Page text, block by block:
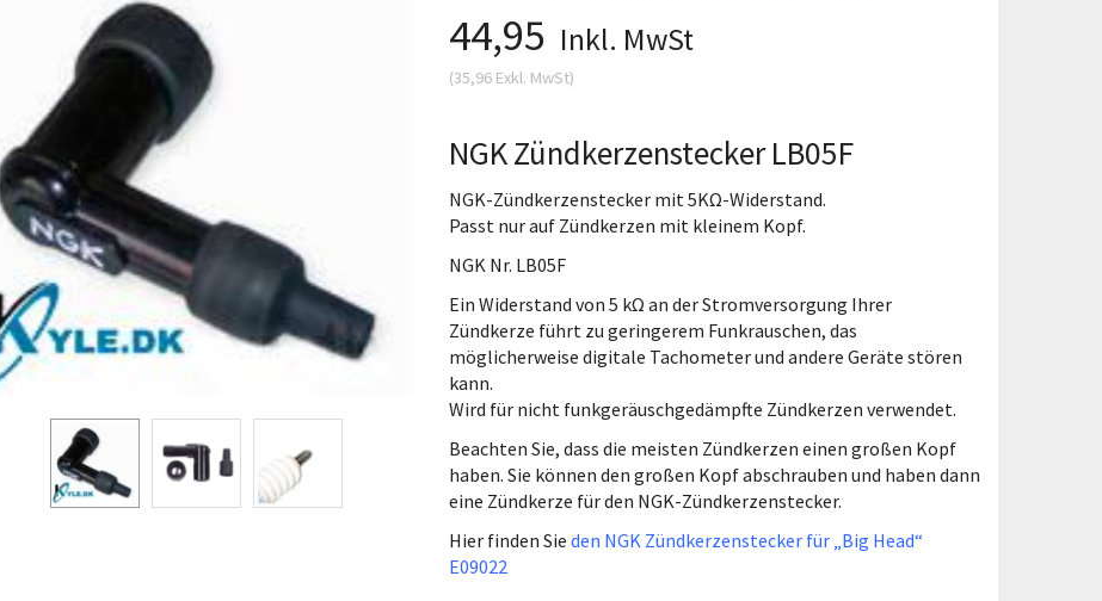
44,95 Inkl. MwSt
(35,96Exkl. MwSt)
NGK Zündkerzenstecker LB05F
NGK-Zündkerzenstecker mit 5KΩ-Widerstand.
Passt nur auf Zündkerzen mit kleinem Kopf.
NGK Nr. LB05F
Ein Widerstand von 5 kΩ an der Stromversorgung Ihrer
Zündkerze führt zu geringerem Funkrauschen, das
möglicherweise digitale Tachometer und andere Geräte stören
kann.
Wird für nicht funkgeräuschgedämpfte Zündkerzen verwendet.
Beachten Sie, dass die meisten Zündkerzen einen großen Kopf
haben. Sie können den großen Kopf abschrauben und haben dann
eine Zündkerze für den NGK-Zündkerzenstecker.
Hier finden Sie den NGK Zündkerzenstecker für „Big Head“
E09022